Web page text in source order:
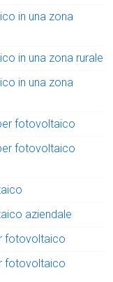
in una zona
in una zona rurale
in una zona
fotovoltaico
fotovoltaico
aziendale
fotovoltaico
fotovoltaico